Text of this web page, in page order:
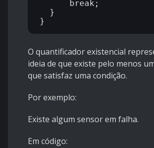
O quantificador existencial
ideia de que existe pelo menos
que satisfaz uma condição.
Por exemplo:
Existe algum sensor em falha.
Em código: